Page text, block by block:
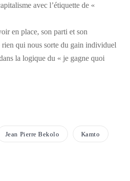
avec l’étiquette de «
en place, son parti et son
qui nous sorte du gain individuel
la logique du « je gagne quoi
Jean Pierre Bekolo Kamto